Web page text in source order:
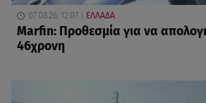
07.08.26, 12:07 ΕΛΛΑΔΑ
Marfin: Προθεσμία για να
46χρονη